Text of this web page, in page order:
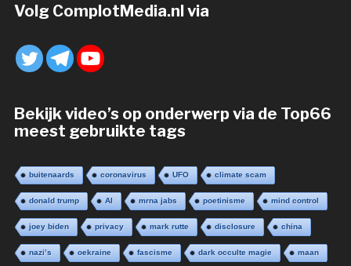
Volg ComplotMedia.nl via
Bekijk video’s op onderwerp via de Top66
meest gebruikte tags
buitenaards coronavirus UFO climate scam
donald trump AI mrna jabs poetinisme mind control
joey biden privacy mark rutte disclosure china
nazi’s oekraine fascisme dark occulte magie maan